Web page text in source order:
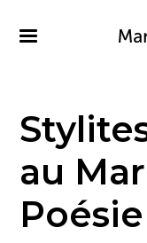
contenido
au